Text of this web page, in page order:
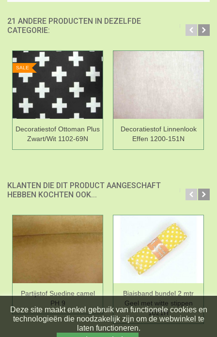
21 ANDERE PRODUCTEN IN DEZELFDE
CATEGORIE:
SALE
Decoratiestof Ottoman Plus
Zwart/Wit 1102-69N
Decoratiestof Linnenlook
Effen 1200-151N
KLANTEN DIE DIT PRODUCT AANGESCHAFT
HEBBEN KOCHTEN OOK...
Partijstof Suedine camel
PH 9
Biaisband bundel 2 mtr
Geel met witte stippen
1021H
Deze site maakt enkel gebruik van functionele cookies en
technologieën die noodzakelijk zijn om de webwinkel te
laten functioneren.